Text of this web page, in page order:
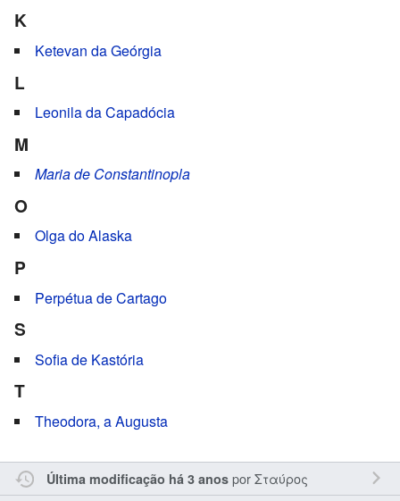
K
Ketevan da Geórgia
L
Leonila da Capadócia
M
Maria de Constantinopla
O
Olga do Alaska
P
Perpétua de Cartago
S
Sofia de Kastória
T
Theodora, a Augusta
Última modificação há 3 anosporΣταύρος